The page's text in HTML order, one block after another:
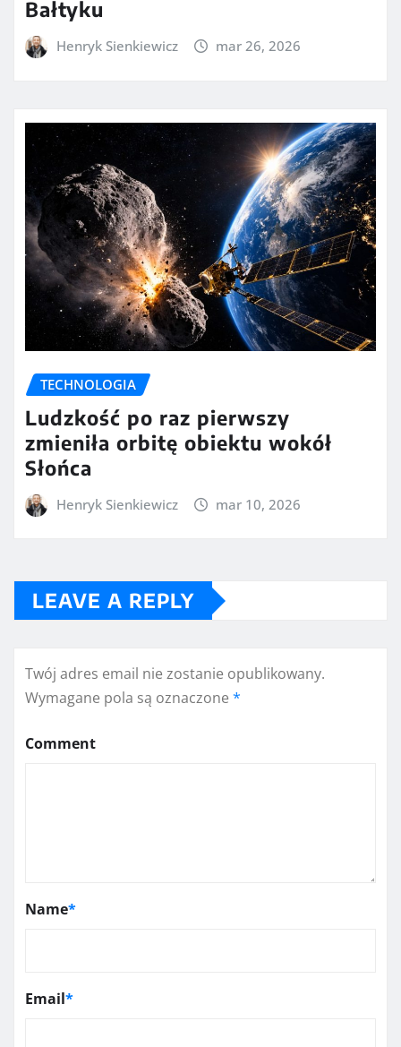
Bałtyku
Henryk Sienkiewicz mar 26, 2026
TECHNOLOGIA
Ludzkość po raz pierwszy
zmieniła orbitę obiektu wokół
Słońca
Henryk Sienkiewicz mar 10, 2026
LEAVE A REPLY
Twój adres email nie zostanie opublikowany.
Wymagane pola są oznaczone *
Comment
Name*
Email*